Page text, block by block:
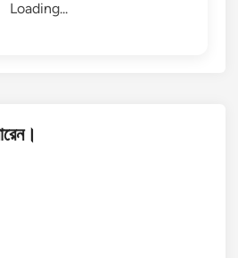
Loading...